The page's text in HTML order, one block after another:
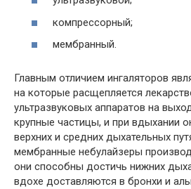
компрессорный;
мембранный.
Главным отличием ингаляторов
на которые расщепляется
ультразвуковых аппаратов на
крупные частицы, и при вдыхании
верхних и средних дыхательных
мембранные небулайзеры
они способны достичь нижних
вдохе доставляются в бронхи и